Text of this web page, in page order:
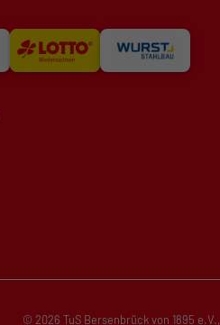
© 2026 TuS Bersenbrück von 1895 e.V.,